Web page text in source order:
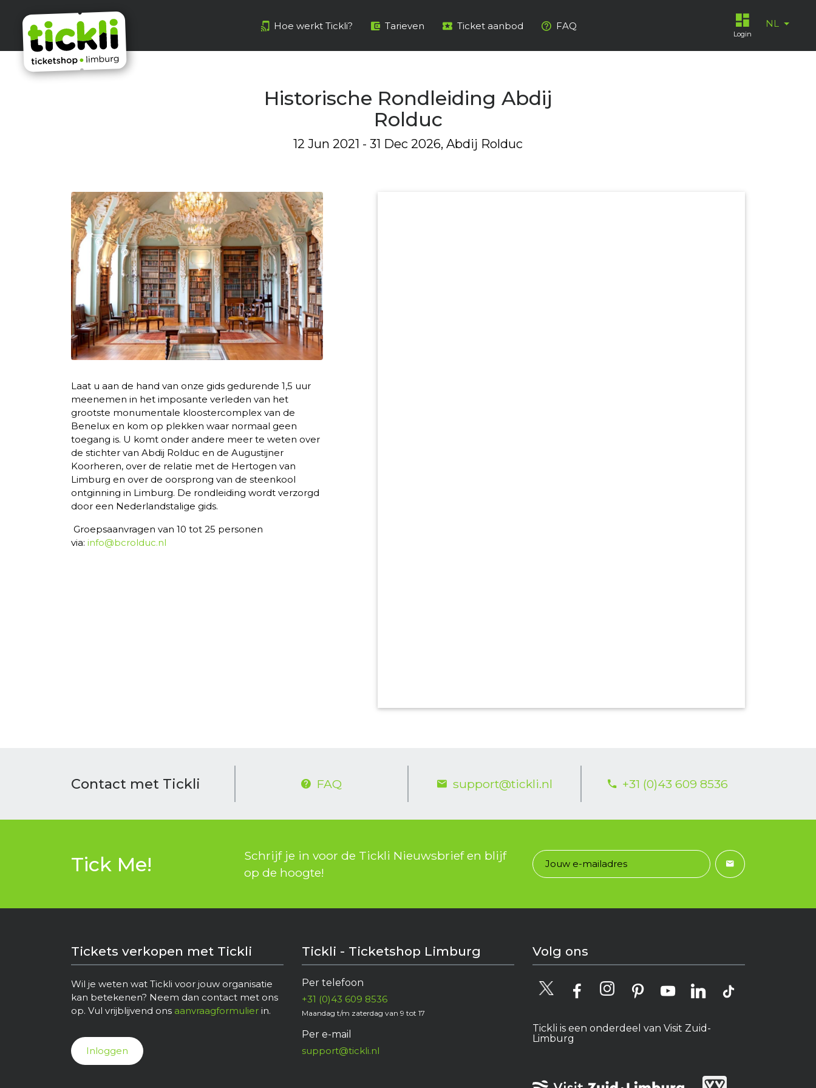
Login
NL
Hoe werkt Tickli? Tarieven Ticket aanbod FAQ
Historische Rondleiding Abdij
Rolduc
12 Jun 2021 - 31 Dec 2026, Abdij Rolduc
Laat u aan de hand van onze gids gedurende 1,5 uur
meenemen in het imposante verleden van het
grootste monumentale kloostercomplex van de
Benelux en kom op plekken waar normaal geen
toegang is. U komt onder andere meer te weten over
de stichter van Abdij Rolduc en de Augustijner
Koorheren, over de relatie met de Hertogen van
Limburg en over de oorsprong van de steenkool
ontginning in Limburg. De rondleiding wordt verzorgd
door een Nederlandstalige gids.
Groepsaanvragen van 10 tot 25 personen
via: info@bcrolduc.nl
Contact met Tickli FAQ support@tickli.nl +31 (0)43 609 8536
Tick Me!
Schrijf je in voor de Tickli Nieuwsbrief en blijf
op de hoogte!
Tickets verkopen met Tickli
Wil je weten wat Tickli voor jouw organisatie
kan betekenen? Neem dan contact met ons
op. Vul vrijblijvend ons aanvraagformulier in.
Inloggen
Tickli - Ticketshop Limburg
Per telefoon
+31 (0)43 609 8536
Maandag t/m zaterdag van 9 tot 17
Per e-mail
support@tickli.nl
Volg ons
Tickli is een onderdeel van Visit Zuid-
Limburg